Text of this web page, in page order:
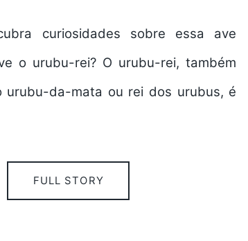
curiosidades sobre essa ave
o urubu-rei? O urubu-rei, também
urubu-da-mata ou rei dos urubus, é
FULL STORY